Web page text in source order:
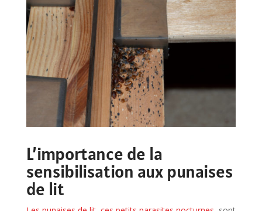
L’importance de la
sensibilisation aux punaises
de lit